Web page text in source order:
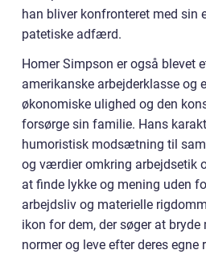
han bliver konfronteret med sin
patetiske adfærd.
Homer Simpson er også blevet
amerikanske arbejderklasse og
økonomiske ulighed og den
forsørge sin familie. Hans
humoristisk modsætning til
og værdier omkring arbejdsetik
at finde lykke og mening uden
arbejdsliv og materielle
ikon for dem, der søger at
normer og leve efter deres egne